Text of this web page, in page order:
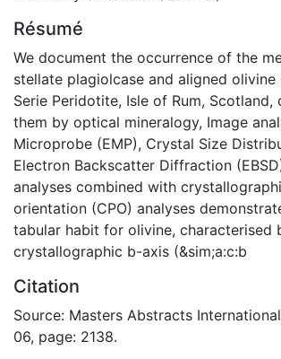
Résumé
We document the occurrence of the
stellate plagiolcase and aligned
Serie Peridotite, Isle of Rum, Scotland,
them by optical mineralogy, Image
Microprobe (EMP), Crystal Size
Electron Backscatter Diffraction
analyses combined with
orientation (CPO) analyses
tabular habit for olivine, characterised
crystallographic b-axis (&sim;a:c:b
Citation
Source: Masters Abstracts
06, page: 2138.